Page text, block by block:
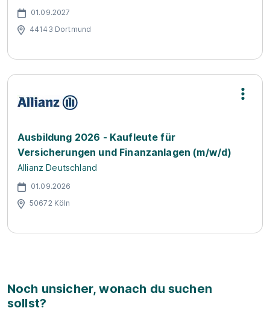
01.09.2027
44143 Dortmund
Ausbildung 2026 - Kaufleute für
Versicherungen und Finanzanlagen (m/w/d)
Allianz Deutschland
01.09.2026
50672 Köln
Noch unsicher, wonach du suchen
sollst?